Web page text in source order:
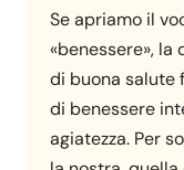
Se apriamo il
«benessere»,
di buona salute
di benessere
agiatezza. Per